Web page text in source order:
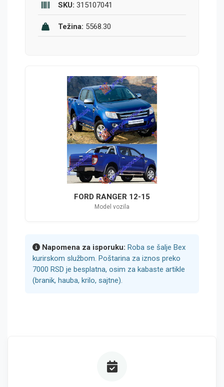
SKU: 315107041
Težina: 5568.30
FORD RANGER 12-15
Model vozila
Napomena za isporuku: Roba se šalje Bex
kurirskom službom. Poštarina za iznos preko
7000 RSD je besplatna, osim za kabaste artikle
(branik, hauba, krilo, sajtne).